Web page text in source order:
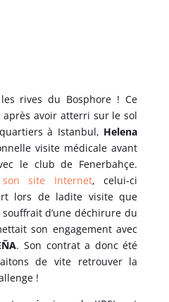
rives du Bosphore ! Ce
avoir atterri sur le sol
à Istanbul, Helena
visite médicale avant
le club de Fenerbahçe.
son site Internet, celui-ci
lors de ladite visite que
d’une déchirure du
son engagement avec
. Son contrat a donc été
de vite retrouver la
!